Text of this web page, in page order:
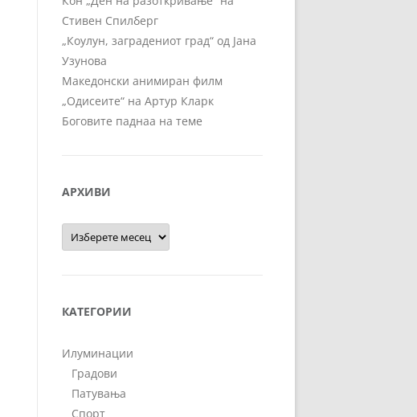
Стивен Спилберг
„Коулун, заградениот град“ од Јана
Узунова
Македонски анимиран филм
„Одисеите“ на Артур Кларк
Боговите паднаа на теме
АРХИВИ
Архиви
КАТЕГОРИИ
Илуминации
Градови
Патувања
Спорт